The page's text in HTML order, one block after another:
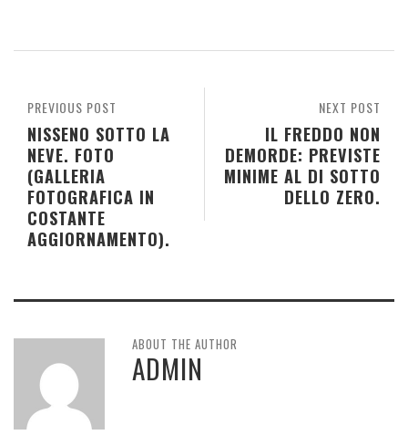
NEXT POST
IL FREDDO NON
DEMORDE: PREVISTE
MINIME AL DI SOTTO
DELLO ZERO.
PREVIOUS POST
NISSENO SOTTO LA
NEVE. FOTO
(GALLERIA
FOTOGRAFICA IN
COSTANTE
AGGIORNAMENTO).
ABOUT THE AUTHOR
ADMIN